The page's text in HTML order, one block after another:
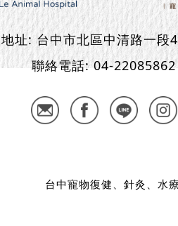
地址:台中市北區中清路一段
聯絡電話:04-22085862
台中寵物復健、針灸、水